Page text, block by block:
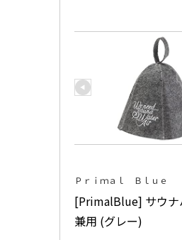
Ｐｒｉｍａｌ Ｂｌｕｅ
[PrimalBlue] サウナ
兼用 (グレー)